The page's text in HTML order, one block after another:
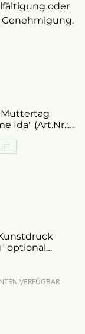
oder
Muttertag
Ida" (Art.Nr.:
optional
VERFÜGBAR